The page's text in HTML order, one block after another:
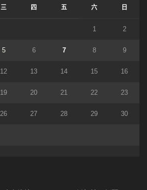
三 四 五 六 日
1 2
5 6 7 8 9
12 13 14 15 16
19 20 21 22 23
26 27 28 29 30